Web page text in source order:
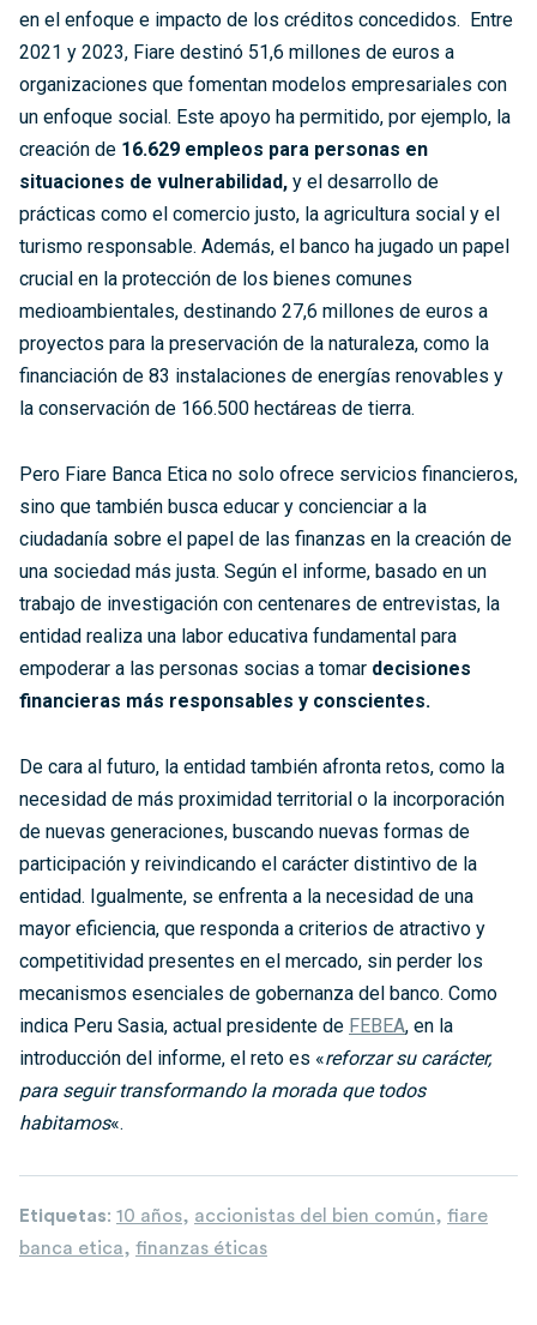
en el enfoque e impacto de los créditos concedidos. Entre
2021 y 2023, Fiare destinó 51,6 millones de euros a
organizaciones que fomentan modelos empresariales con
un enfoque social. Este apoyo ha permitido, por ejemplo, la
creación de 16.629 empleos para personas en
situaciones de vulnerabilidad, y el desarrollo de
prácticas como el comercio justo, la agricultura social y el
turismo responsable. Además, el banco ha jugado un papel
crucial en la protección de los bienes comunes
medioambientales, destinando 27,6 millones de euros a
proyectos para la preservación de la naturaleza, como la
financiación de 83 instalaciones de energías renovables y
la conservación de 166.500 hectáreas de tierra.
Pero Fiare Banca Etica no solo ofrece servicios financieros,
sino que también busca educar y concienciar a la
ciudadanía sobre el papel de las finanzas en la creación de
una sociedad más justa. Según el informe, basado en un
trabajo de investigación con centenares de entrevistas, la
entidad realiza una labor educativa fundamental para
empoderar a las personas socias a tomar decisiones
financieras más responsables y conscientes.
De cara al futuro, la entidad también afronta retos, como la
necesidad de más proximidad territorial o la incorporación
de nuevas generaciones, buscando nuevas formas de
participación y reivindicando el carácter distintivo de la
entidad. Igualmente, se enfrenta a la necesidad de una
mayor eficiencia, que responda a criterios de atractivo y
competitividad presentes en el mercado, sin perder los
mecanismos esenciales de gobernanza del banco. Como
indica Peru Sasia, actual presidente de FEBEA, en la
introducción del informe, el reto es «reforzar su carácter,
para seguir transformando la morada que todos
habitamos«.
Etiquetas: 10 años, accionistas del bien común, fiare
banca etica, finanzas éticas